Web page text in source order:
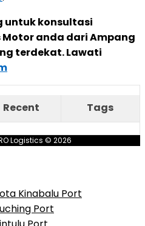
untuk konsultasi
Motor anda dari Ampang
terdekat. Lawati
Recent Tags
Logistics © 2026
Kinabalu Port
Port